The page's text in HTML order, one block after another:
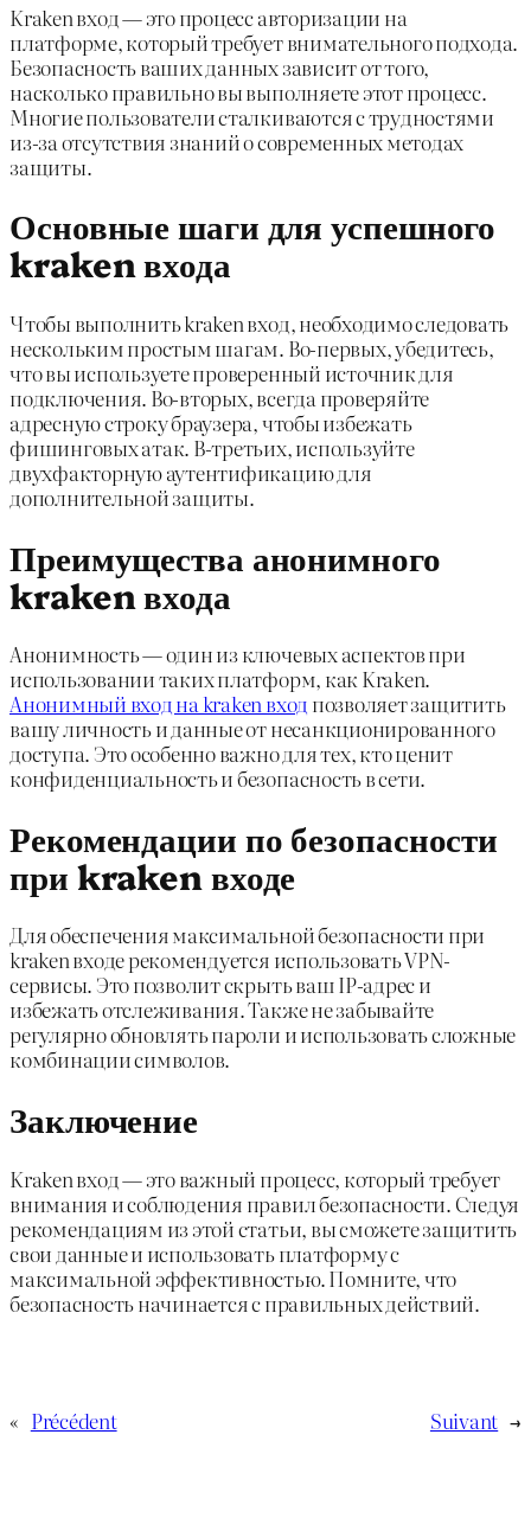
Kraken вход — это процесс авторизации на
платформе, который требует внимательного подхода.
Безопасность ваших данных зависит от того,
насколько правильно вы выполняете этот процесс.
Многие пользователи сталкиваются с трудностями
из-за отсутствия знаний о современных методах
защиты.
Основные шаги для успешного
kraken входа
Чтобы выполнить kraken вход, необходимо следовать
нескольким простым шагам. Во-первых, убедитесь,
что вы используете проверенный источник для
подключения. Во-вторых, всегда проверяйте
адресную строку браузера, чтобы избежать
фишинговых атак. В-третьих, используйте
двухфакторную аутентификацию для
дополнительной защиты.
Преимущества анонимного
kraken входа
Анонимность — один из ключевых аспектов при
использовании таких платформ, как Kraken.
Анонимный вход на kraken вход позволяет защитить
вашу личность и данные от несанкционированного
доступа. Это особенно важно для тех, кто ценит
конфиденциальность и безопасность в сети.
Рекомендации по безопасности
при kraken входе
Для обеспечения максимальной безопасности при
kraken входе рекомендуется использовать VPN-
сервисы. Это позволит скрыть ваш IP-адрес и
избежать отслеживания. Также не забывайте
регулярно обновлять пароли и использовать сложные
комбинации символов.
Заключение
Kraken вход — это важный процесс, который требует
внимания и соблюдения правил безопасности. Следуя
рекомендациям из этой статьи, вы сможете защитить
свои данные и использовать платформу с
максимальной эффективностью. Помните, что
безопасность начинается с правильных действий.
« Précédent Suivant →